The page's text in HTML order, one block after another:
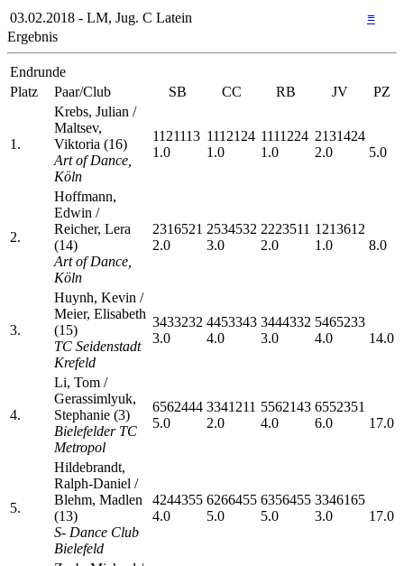
03.02.2018 - LM, Jug. C Latein
≡
Ergebnis
Endrunde
Platz
Paar/Club SB CC RB JV PZ
1.
Krebs, Julian /
Maltsev,
Viktoria (16)
Art of Dance,
Köln
1121113
1.0
1112124
1.0
1111224
1.0
2131424
2.0
5.0
2.
Hoffmann,
Edwin /
Reicher, Lera
(14)
Art of Dance,
Köln
2316521
2.0
2534532
3.0
2223511
2.0
1213612
1.0
8.0
3.
Huynh, Kevin /
Meier, Elisabeth
(15)
TC Seidenstadt
Krefeld
3433232
3.0
4453343
4.0
3444332
3.0
5465233
4.0
14.0
4.
Li, Tom /
Gerassimlyuk,
Stephanie (3)
Bielefelder TC
Metropol
6562444
5.0
3341211
2.0
5562143
4.0
6552351
6.0
17.0
5.
Hildebrandt,
Ralph-Daniel /
Blehm, Madlen
(13)
S- Dance Club
Bielefeld
4244355
4.0
6266455
5.0
6356455
5.0
3346165
3.0
17.0